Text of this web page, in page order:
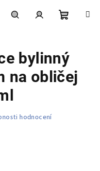
košík
bylinný
na obličej
hodnocení